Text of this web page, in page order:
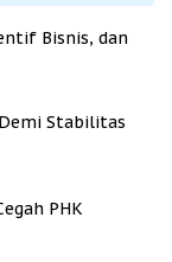
Bisnis, dan
Stabilitas
PHK